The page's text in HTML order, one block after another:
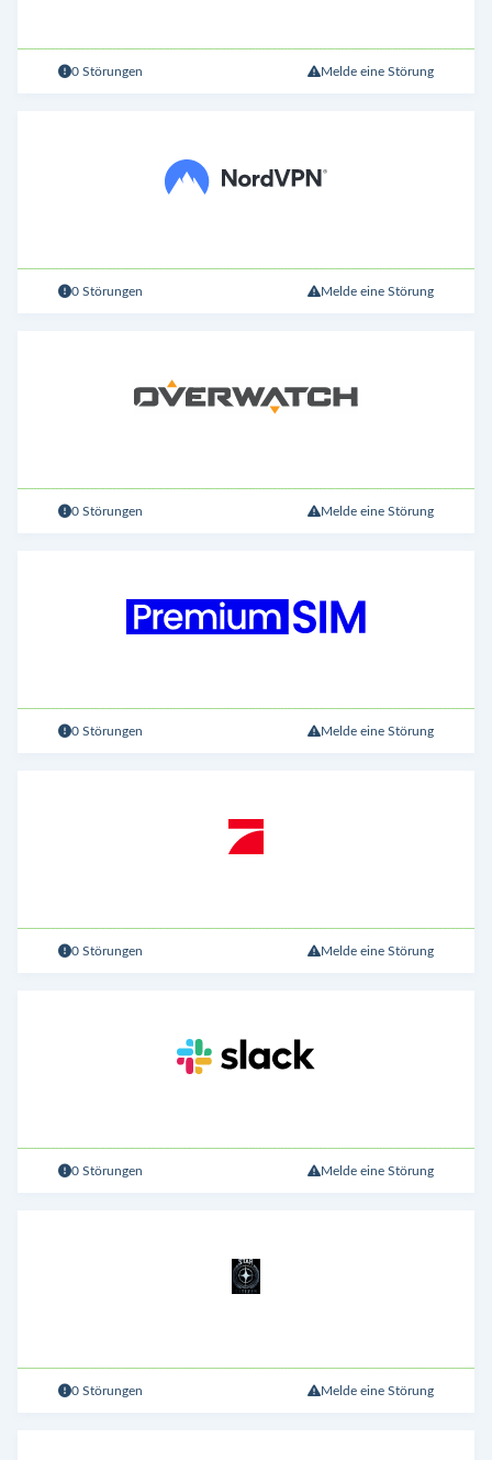
0 Störungen Melde eine Störung
0 Störungen Melde eine Störung
0 Störungen Melde eine Störung
0 Störungen Melde eine Störung
0 Störungen Melde eine Störung
0 Störungen Melde eine Störung
0 Störungen Melde eine Störung